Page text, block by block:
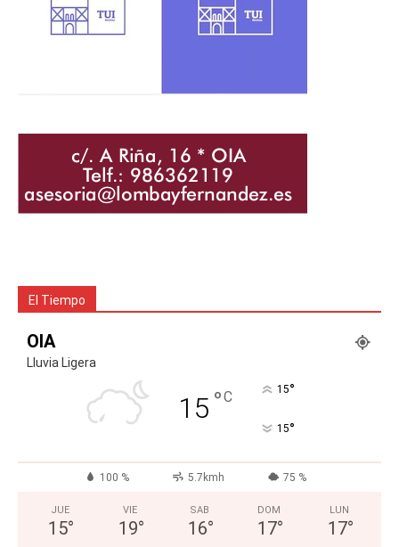
El Tiempo
OIA
Lluvia Ligera
15 °C 15°
15°
100 % 5.7kmh 75 %
JUE
15°
VIE
19°
SAB
16°
DOM
17°
LUN
17°